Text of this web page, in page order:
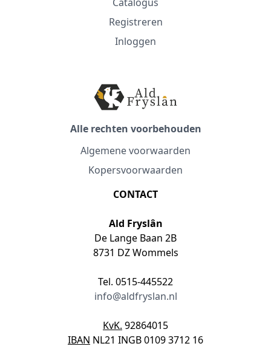
Registreren
Inloggen
Alle rechten voorbehouden
Algemene voorwaarden
Kopersvoorwaarden
CONTACT
Ald Fryslân
De Lange Baan 2B
8731 DZ Wommels
Tel. 0515-445522
info@aldfryslan.nl
KvK. 92864015
IBAN NL21 INGB 0109 3712 16